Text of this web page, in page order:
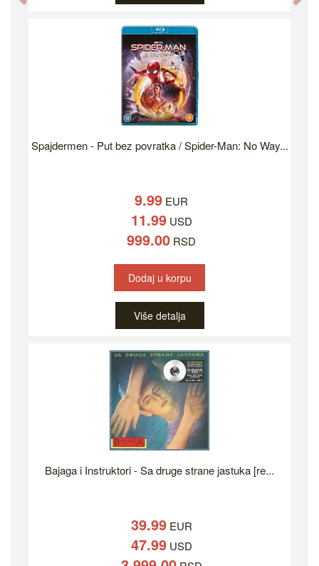
Spajdermen - Put bez povratka / Spider-Man: No Way...
9.99 EUR
11.99USD
999.00 RSD
Dodaj u korpu
Više detalja
Bajaga i Instruktori - Sa druge strane jastuka [re...
39.99EUR
47.99USD